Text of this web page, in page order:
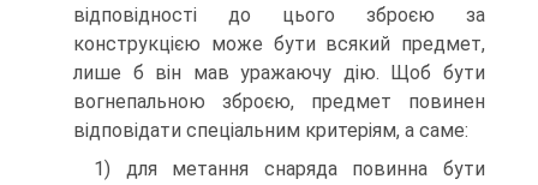
відповідності до цього зброєю за
конструкцією може бути всякий предмет,
лише б він мав уражаючу дію. Щоб бути
вогнепальною зброєю, предмет повинен
відповідати спеціальним критеріям, а саме:
1) для метання снаряда повинна бути